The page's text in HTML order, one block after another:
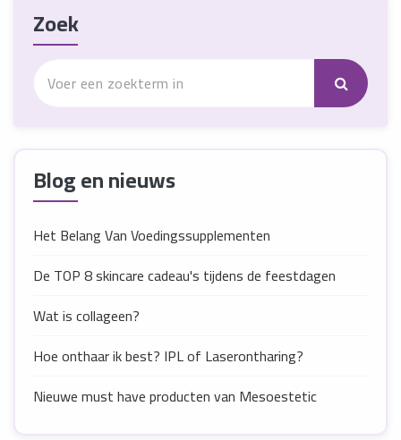
Zoek
Blog en nieuws
Het Belang Van Voedingssupplementen
De TOP 8 skincare cadeau's tijdens de feestdagen
Wat is collageen?
Hoe onthaar ik best? IPL of Laserontharing?
Nieuwe must have producten van Mesoestetic